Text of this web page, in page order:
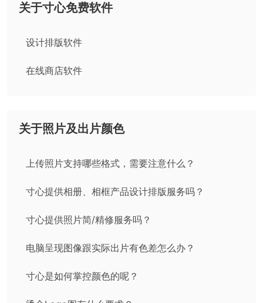
关于寸心免费软件
设计排版软件
在线商店软件
关于照片及出片颜色
上传照片支持哪些格式，需要注意什么？
寸心提供相册、相框产品设计排版服务吗？
寸心提供照片简/精修服务吗？
电脑呈现图像跟实际出片有色差怎么办？
寸心是如何掌控颜色的呢？